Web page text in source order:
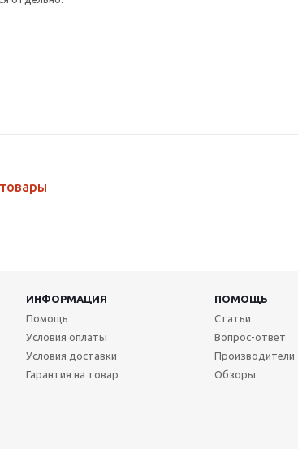
ИНФОРМАЦИЯ
ПОМОЩЬ
Помощь
Условия оплаты
Условия доставки
Гарантия на товар
Статьи
Вопрос-ответ
Производители
Обзоры